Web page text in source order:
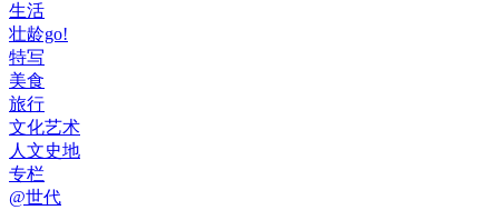
生活
壮龄go!
特写
美食
旅行
文化艺术
人文史地
专栏
@世代